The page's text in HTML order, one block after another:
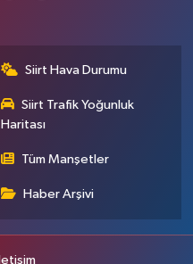
Siirt Hava Durumu
Siirt Trafik Yoğunluk
Haritası
Tüm Manşetler
Haber Arşivi
İletişim